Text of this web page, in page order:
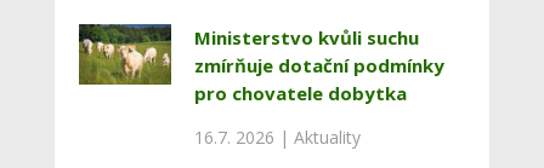
Ministerstvo kvůli suchu
zmírňuje dotační podmínky
pro chovatele dobytka
16.7. 2026 | Aktuality